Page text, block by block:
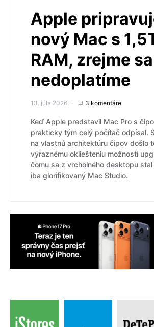
Apple
nový Mac s
RAM, zrejme sa
nedoplatíme
13. júla 2026 3 komentáre
Keď Apple predstavil Mac Pro s
prakticky tým celý počítač odpísal.
na vlastnú architektúru čipov došlo
výraznému okliešteniu možností
čomu sa z vrcholného desktopu
iba glorifikovaný Mac Studio.